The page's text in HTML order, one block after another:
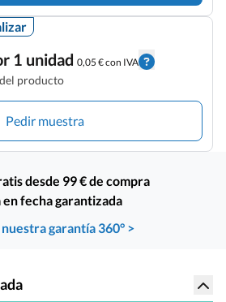
1 unidad 0,05 € con IVA
producto
Pedir muestra
desde 99 € de compra
en fecha garantizada
garantía 360° >